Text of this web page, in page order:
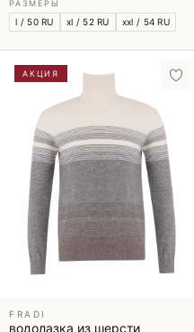
РАЗМЕРЫ
l / 50 RU xl / 52 RU xxl / 54 RU
АКЦИЯ
FRADI
водолазка из шерсти